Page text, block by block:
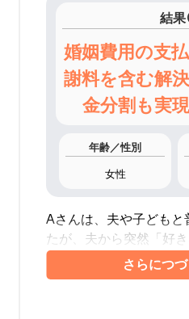
結果
婚姻費用の支
謝料を含む解
金分割も実
年齢／性別
女性
Aさんは、夫や子どもと
たが、夫から突然「好
婚してほしい」と告げ
得なくなりました。生